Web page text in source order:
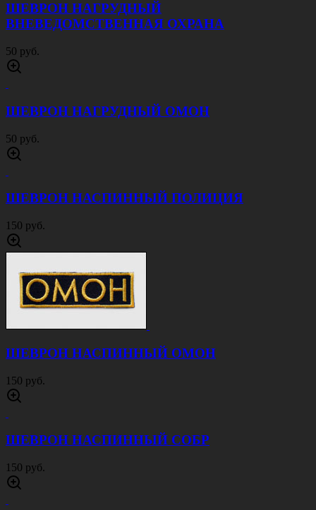
ШЕВРОН НАГРУДНЫЙ
ВНЕВЕДОМСТВЕННАЯ ОХРАНА
50 руб.
ШЕВРОН НАГРУДНЫЙ ОМОН
50 руб.
ШЕВРОН НАСПИННЫЙ ПОЛИЦИЯ
150 руб.
ШЕВРОН НАСПИННЫЙ ОМОН
150 руб.
ШЕВРОН НАСПИННЫЙ СОБР
150 руб.